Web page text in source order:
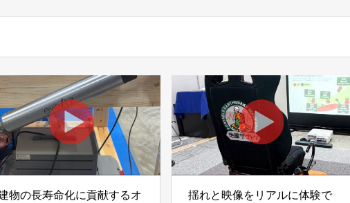
物の長寿命化に貢献するオ
揺れと映像をリアルに体験で